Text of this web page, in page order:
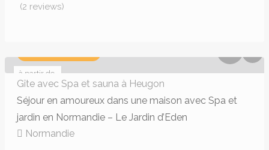
(2 reviews)
à partir de
270.22 €
Gîte avec Spa et sauna à Heugon
Séjour en amoureux dans une maison avec Spa et
jardin en Normandie – Le Jardin d’Eden
Normandie